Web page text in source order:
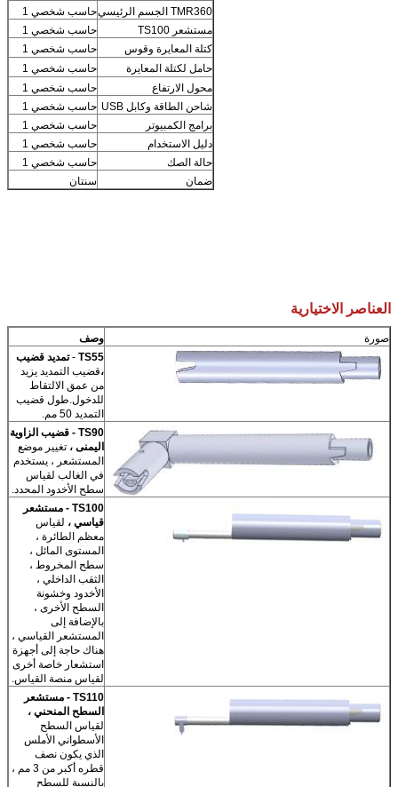
TMR360 الجسم الرئيسي
حاسب شخصي 1
مستشعر TS100
حاسب شخصي 1
كتلة المعايرة وقوس
حاسب شخصي 1
حامل لكتلة المعايرة
حاسب شخصي 1
محول الارتفاع
حاسب شخصي 1
شاحن الطاقة وكابل USB
حاسب شخصي 1
برامج الكمبيوتر
حاسب شخصي 1
دليل الاستخدام
حاسب شخصي 1
حالة الصك
حاسب شخصي 1
ضمان
سنتان
العناصر الاختيارية
صورة
وصف
TS55
-تمديد قضيب
،قضيب التمديد يزيد
من عمق الالتقاط
للدخول.طول قضيب
التمديد 50 مم.
TS90 - قضيب الزاوية
اليمنى ، تغيير موضع
المستشعر ، يستخدم
في الغالب لقياس
سطح الأخدود المحدد.
TS100 - مستشعر
قياسي ، لقياس
معظم الطائرة ،
المستوى المائل ،
سطح المخروط ،
الثقب الداخلي ،
الأخدود وخشونة
السطح الأخرى ،
بالإضافة إلى
المستشعر القياسي ،
هناك حاجة إلى أجهزة
استشعار خاصة أخرى
لقياس منصة القياس.
TS110 - مستشعر
السطح المنحني ،
لقياس السطح
الأسطواني الأملس
الذي يكون نصف
قطره أكبر من 3 مم ،
بالنسبة للسطح